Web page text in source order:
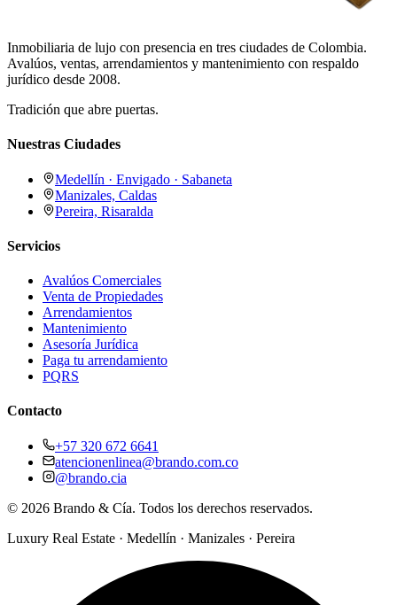
Inmobiliaria de lujo con presencia en tres ciudades de Colombia.
Avalúos, ventas, arrendamientos y mantenimiento con respaldo
jurídico desde 2008.
Tradición que abre puertas.
Nuestras Ciudades
Medellín · Envigado · Sabaneta
Manizales, Caldas
Pereira, Risaralda
Servicios
Avalúos Comerciales
Venta de Propiedades
Arrendamientos
Mantenimiento
Asesoría Jurídica
Paga tu arrendamiento
PQRS
Contacto
+57 320 672 6641
atencionenlinea@brando.com.co
@brando.cia
© 2026 Brando & Cía. Todos los derechos reservados.
Luxury Real Estate · Medellín · Manizales · Pereira